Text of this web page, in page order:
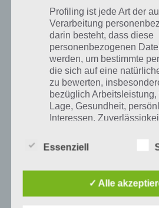
Profiling ist jede Art der
Verarbeitung
darin besteht, dass diese
personenbezogenen
werden, um bestimmte
die sich auf eine
zu bewerten,
bezüglich
Lage, Gesundheit,
Interessen,
natürlichen Person zu
vorherzusagen.
Essenziell
✓ Alle